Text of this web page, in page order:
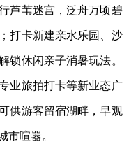
芦苇迷宫，泛舟万顷碧
打卡新建亲水乐园、沙
锁休闲亲子消暑玩法。
业旅拍打卡等新业态广
供游客留宿湖畔，早观
喧嚣。